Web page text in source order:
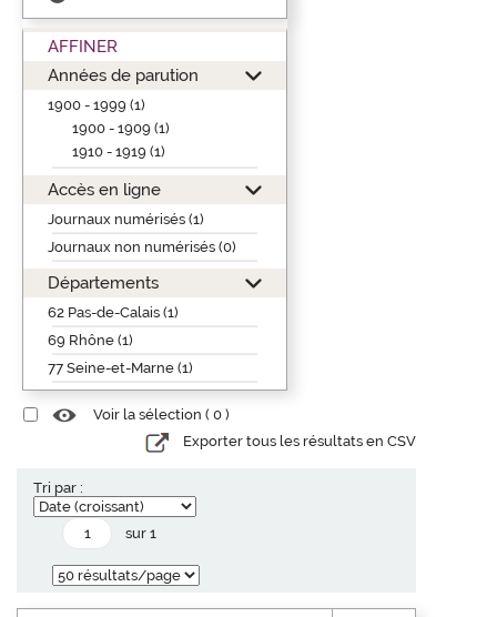
AFFINER
Années de parution
1900 - 1999 (1)
1900 - 1909 (1)
1910 - 1919 (1)
Accès en ligne
Journaux numérisés (1)
Journaux non numérisés (0)
Départements
62 Pas-de-Calais (1)
69 Rhône (1)
77 Seine-et-Marne (1)
Voir la sélection ( 0 )
Exporter tous les résultats en CSV
Tri par :
sur 1